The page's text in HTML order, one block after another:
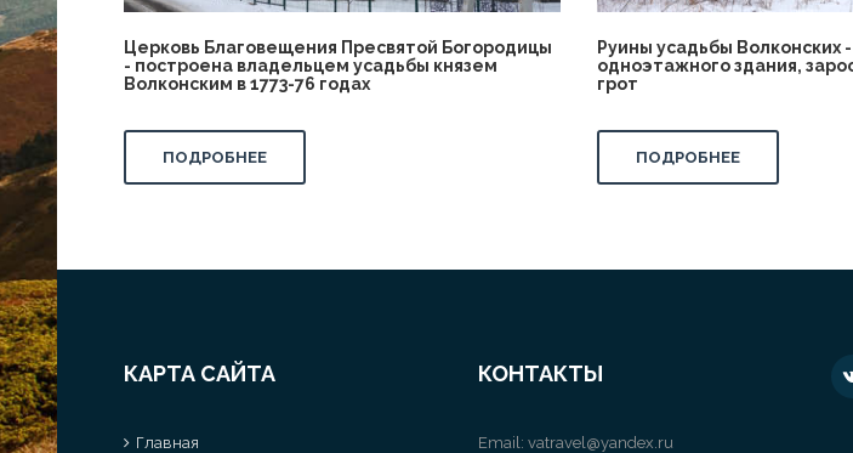
Церковь Благовещения Пресвятой Богородицы
- построена владельцем усадьбы князем
Волконским в 1773-76 годах
ПОДРОБНЕЕ
Руины усадьбы Волконских
одноэтажного здания,
грот
ПОДРОБНЕЕ
КАРТА САЙТА
Главная
КОНТАКТЫ
Email: vatravel@yandex.ru